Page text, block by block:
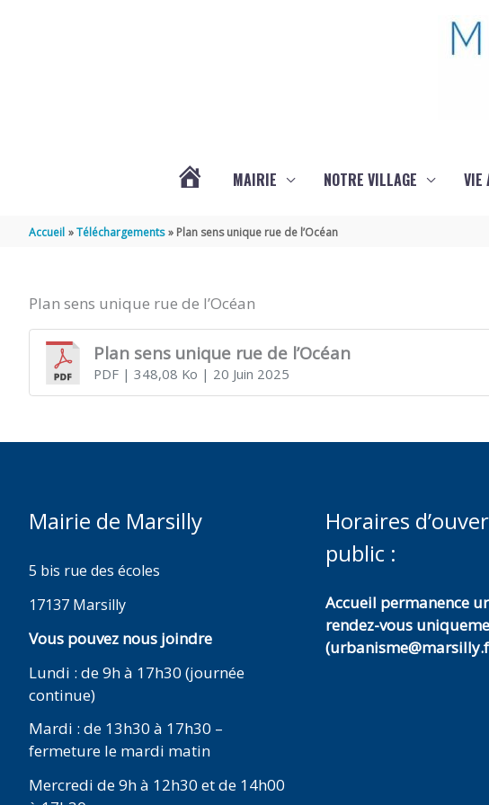
MAIRIE NOTRE VILLAGE VIE
Accueil Téléchargements Plan sens unique rue de l’Océan
Plan sens unique rue de l’Océan
Plan sens unique rue de l’Océan
PDF| 348,08 Ko | 20 Juin 2025
Mairie de Marsilly
5 bis rue des écoles
17137 Marsilly
Vous pouvez nous joindre
Lundi : de 9h à 17h30 (journée
continue)
Mardi : de 13h30 à 17h30 –
fermeture le mardi matin
Mercredi de 9h à 12h30 et de 14h00
Horaires
public :
Accueil permanence
rendez-vous